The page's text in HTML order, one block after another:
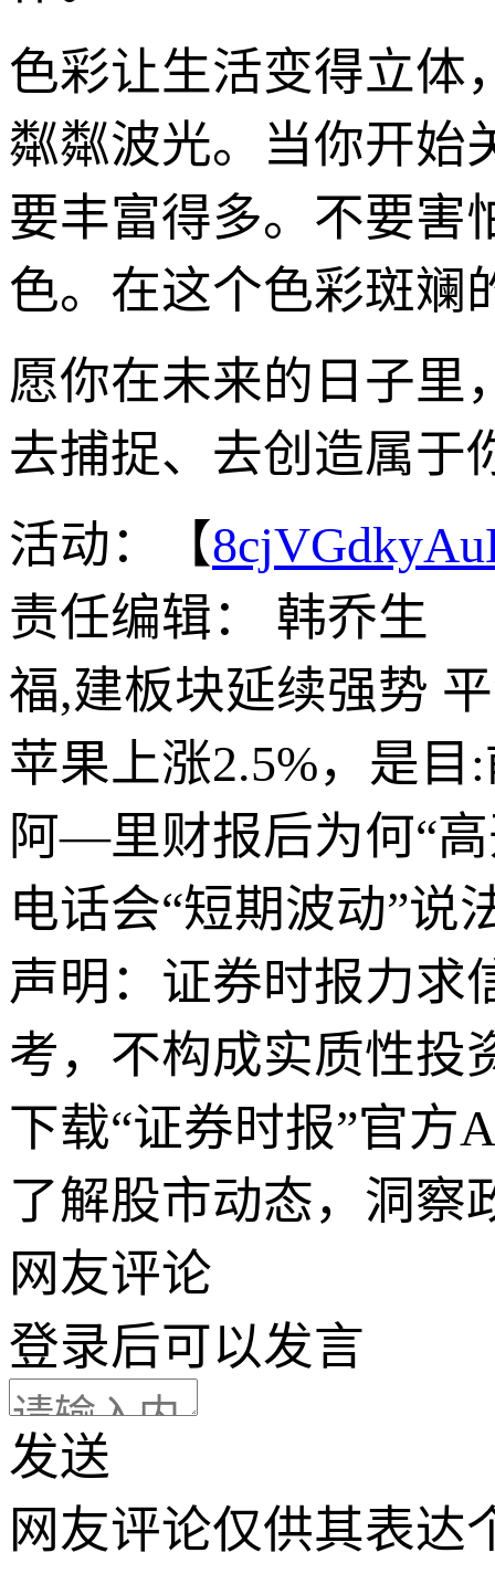
色彩让生活变得立体
粼粼波光。当你开始
要丰富得多。不要害
色。在这个色彩斑斓
愿你在未来的日子里
去捕捉、去创造属
活动：【
责任编辑： 韩乔生
福,建板块延续强势
苹果上涨2.5%，是
阿—里财报后为何“
电话会“短期波动”说
声明：证券时报力求
考，不构成实质性投
下载“证券时报”官方
了解股市动态，洞察
网友评论
登录后可以发言
发送
网友评论仅供其表达